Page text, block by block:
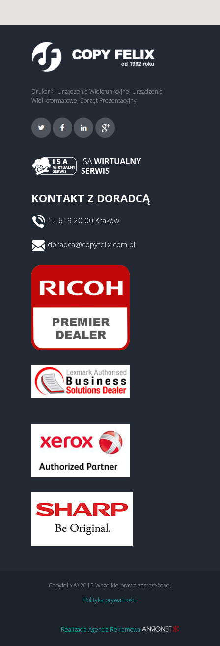
Drukarki, Urządzenia Wielofunkcyjne, Urządzenia
Wielkoformatowe, Sprzęt Prezentacyjny
KONTAKT Z DORADCĄ
12 619 20 00 Kraków
doradca@copyfelix.com.pl
Copyfelix © 2015 Wszelkie prawa zastrzeżone.
Polityka prywatności
Realizacja Agencja Reklamowa